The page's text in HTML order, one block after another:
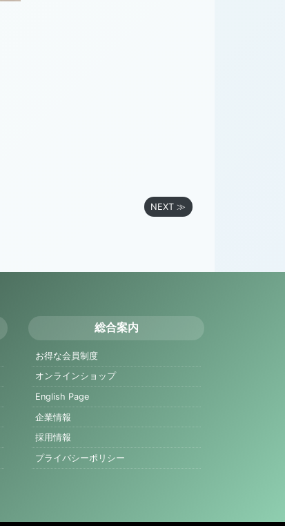
NEXT ≫
総合案内
お得な会員制度
オンラインショップ
English Page
企業情報
採用情報
プライバシーポリシー